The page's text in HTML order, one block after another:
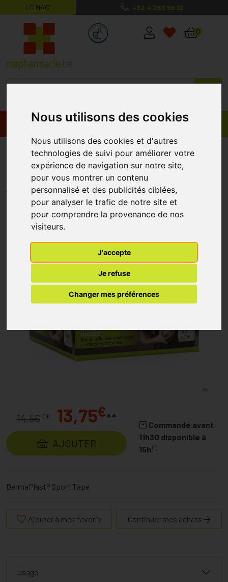
Nous utilisons des cookies
Nous utilisons des cookies et d'autres
technologies de suivi pour améliorer votre
expérience de navigation sur notre site,
pour vous montrer un contenu
personnalisé et des publicités ciblées,
pour analyser le trafic de notre site et
pour comprendre la provenance de nos
visiteurs.
J'accepte
Je refuse
Changer mes préférences
LE MAG’ +32 4 263 56 12
MaPharmacie.be ma santé, mes
0
Promos Produits
Dermaplast Active Sport Tape
Blanc 5cm X 7m
HARTMANN
14,56€* 13,75€**
AJOUTER
Commandé avant
11h30 disponible à
15h (1)
DermaPlast® Sport Tape
Ajouter à mes favoris Continuer mes achats
Usage